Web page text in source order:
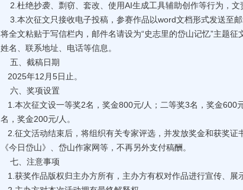
2.杜绝抄袭、剽窃、套改、使用AI生成工具辅助创作等行为，文
3.本次征文只接收电子投稿，参赛作品以word文档形式发送至
将全文粘贴于写信栏内，邮件名请设为“史志里的岱山记忆”主题
姓名、联系地址、电话等信息。
‌ 五、截稿日期
2025年12月5日止。
六、奖项设置
1.本次征文设一等奖2名，奖金800元/人；二等奖3名，奖金600
名，奖金200元/人。
2.征文活动结束后，将组织有关专家评选，并发放奖金和获奖证
《今日岱山》、岱山作家网等，不再另外支付稿酬。
七、注意事项
1.获奖作品版权归主办方所有，主办方有权对作品进行宣传、展